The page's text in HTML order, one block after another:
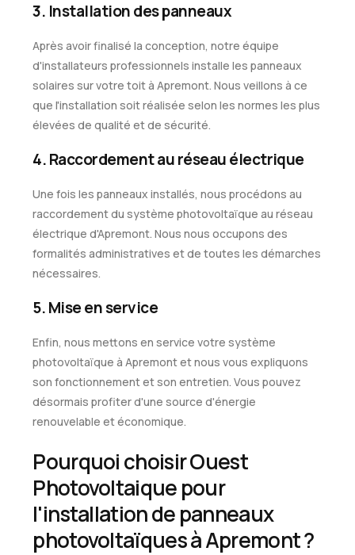
3. Installation des panneaux
Après avoir finalisé la conception, notre équipe
d'installateurs professionnels installe les panneaux
solaires sur votre toit à Apremont. Nous veillons à ce
que l'installation soit réalisée selon les normes les plus
élevées de qualité et de sécurité.
4. Raccordement au réseau électrique
Une fois les panneaux installés, nous procédons au
raccordement du système photovoltaïque au réseau
électrique d'Apremont. Nous nous occupons des
formalités administratives et de toutes les démarches
nécessaires.
5. Mise en service
Enfin, nous mettons en service votre système
photovoltaïque à Apremont et nous vous expliquons
son fonctionnement et son entretien. Vous pouvez
désormais profiter d'une source d'énergie
renouvelable et économique.
Pourquoi choisir Ouest
Photovoltaique pour
l'installation de panneaux
photovoltaïques à Apremont ?